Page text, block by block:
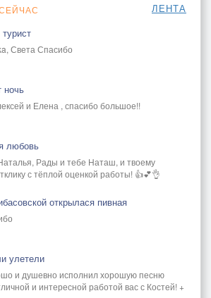
ЛЕНТА
Света Спасибо
ночь
и Елена , спасибо большое!!
любовь
Рады и тебе Наташ, и твоему
с тёплой оценкой работы! 👍💕👌
открылася пивная
улетели
и душевно исполнил хорошую песню
и интересной работой вас с Костей! +